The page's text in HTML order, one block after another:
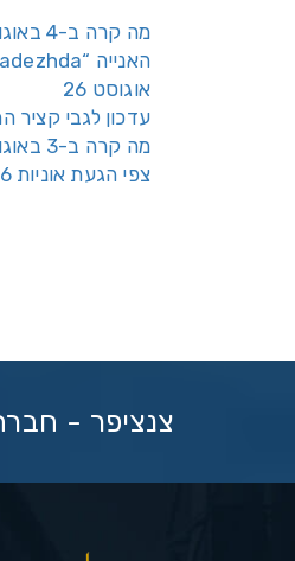
מה קרה ב-4 באוגוסט 2026 בבורסאות?
אוגוסט 26
עדכון לגבי קציר
מה קרה ב-3 באוגוסט 2026 בבורסאות?
צפי הגעת אוניות 01/08/2026
צנציפר -